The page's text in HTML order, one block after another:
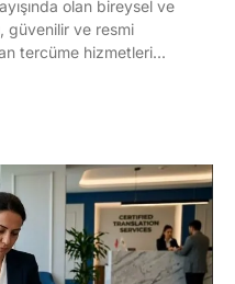
olan bireysel ve
güvenilir ve resmi
tercüme hizmetleri...